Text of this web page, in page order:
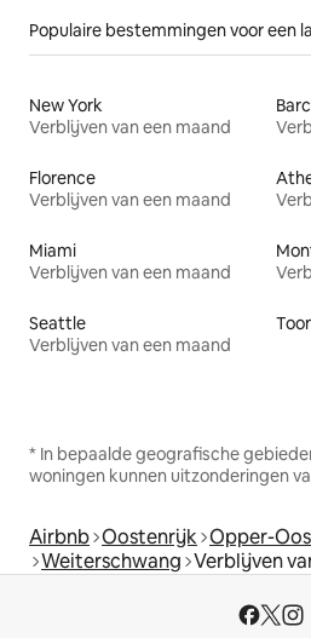
Populaire bestemmingen voor een
New York
Verblijven van een maand
Florence
Verblijven van een maand
Miami
Verblijven van een maand
Seattle
Verblijven van een maand
* In bepaalde geografische
woningen kunnen uitzonderingen
Airbnb Oostenrijk Opper-
Weiterschwang Verblijven